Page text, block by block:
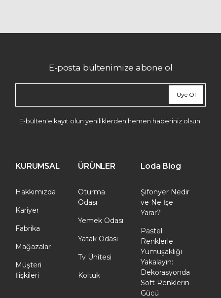
E-posta bültenimize abone ol
Üye Ol
E-bülten'e kayıt olun yeniliklerden hemen haberiniz olsun.
KURUMSAL
Hakkımızda
Kariyer
Fabrika
Mağazalar
Müşteri
İlişkileri
ÜRÜNLER
Oturma
Odası
Yemek Odası
Yatak Odası
Tv Ünitesi
Koltuk
Loda Blog
Şifonyer Nedir
ve Ne İşe
Yarar?
Pastel
Renklerle
Yumuşaklığı
Yakalayın:
Dekorasyonda
Soft Renklerin
Gücü